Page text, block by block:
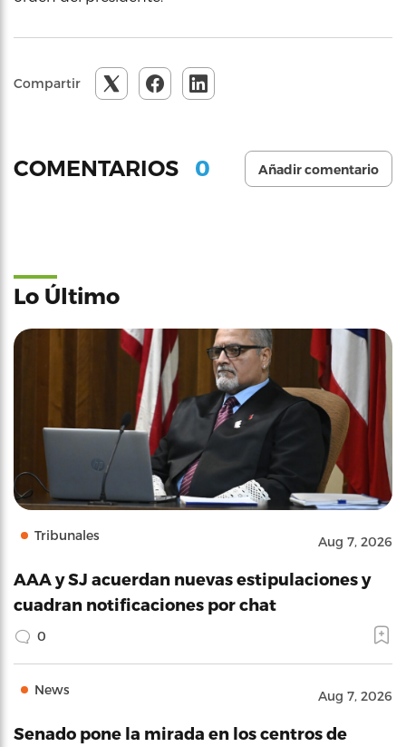
Compartir
COMENTARIOS 0 Añadir comentario
Lo Último
Tribunales Aug 7, 2026
AAA y SJ acuerdan nuevas estipulaciones y
cuadran notificaciones por chat
0
News Aug 7, 2026
Senado pone la mirada en los centros de